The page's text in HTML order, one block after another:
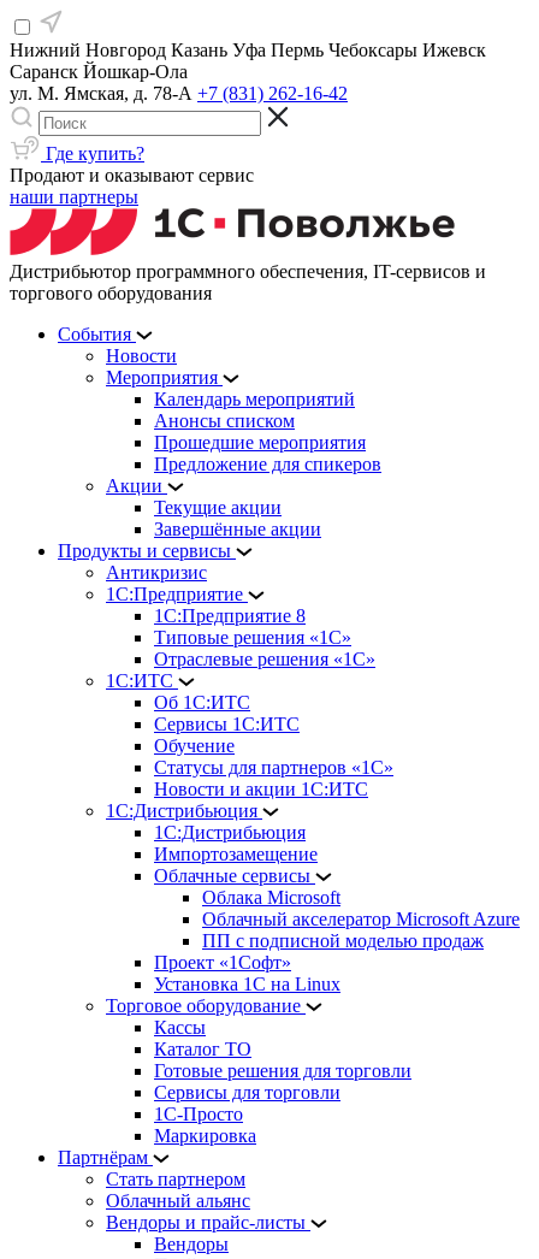
Нижний Новгород Казань Уфа Пермь Чебоксары Ижевск
Саранск Йошкар-Ола
ул. М. Ямская, д. 78-А +7 (831) 262-16-42
Где купить?
Продают и оказывают сервис
наши партнеры
Дистрибьютор программного обеспечения, IT-сервисов и
торгового оборудования
События
Новости
Мероприятия
Календарь мероприятий
Анонсы списком
Прошедшие мероприятия
Предложение для спикеров
Акции
Текущие акции
Завершённые акции
Продукты и сервисы
Антикризис
1С:Предприятие
1С:Предприятие 8
Типовые решения «1С»
Отраслевые решения «1С»
1С:ИТС
Об 1С:ИТС
Сервисы 1С:ИТС
Обучение
Статусы для партнеров «1С»
Новости и акции 1С:ИТС
1С:Дистрибьюция
1С:Дистрибьюция
Импортозамещение
Облачные сервисы
Облака Microsoft
Облачный акселератор Microsoft Azure
ПП с подписной моделью продаж
Проект «1Софт»
Установка 1С на Linux
Торговое оборудование
Кассы
Каталог ТО
Готовые решения для торговли
Сервисы для торговли
1С-Просто
Маркировка
Партнёрам
Стать партнером
Облачный альянс
Вендоры и прайс-листы
Вендоры